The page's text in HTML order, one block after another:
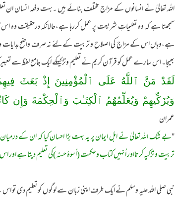
اللہ تعالیٰ نے انسانوں کے مزاج مختلف بنائے ہیں ۔بہت دفعہ انسان ان
سمجھتا ہے کہ وہ تعلیماتِ شریعت پر عمل کررہا ہے،حالانکہ درحقیقت وہ
ہے،وہاں اس کے مزاج کی اصلاح و تربیت کے لئے نہ صرف واضح ہدایات دیں
بھیجا۔ اس سارے عمل کو قرآن کریم نے تعلیم وتزکیہکے ایک جامع لفظ سے
لَقَدْ مَنَّ ٱللَّهُ عَلَى ٱلْمُؤْمِنِينَ إِذْ بَعَثَ
وَيُزَكِّيهِمْ وَيُعَلِّمُهُمُ ٱلْكِتَـٰبَ وَٱلْحِكْمَةَ وَإِن
عمران
''بے شک اللہ تعالیٰ نے اہل ایمان پر یہ بہت بڑا احسان کیا کہ ان کے
تربیت و تزکیہ کرتااور اُنہیں کتاب وحکمت (اُسوۂ حسنہ )کی تعلیم دیتا ہے
نبی صلی اللہ علیہ وسلم نے ایک طرف اپنی زبان سے لوگوں کو تعلیم دی تو اس